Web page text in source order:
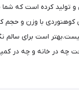
و تولید کرده است که
با وزن و حجم
است برای سالم
چه در خانه و چه در